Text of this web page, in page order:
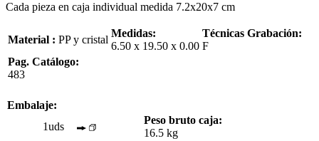
Cada pieza en caja individual medida 7.2x20x7 cm
Material : PP y cristal
Medidas:
6.50 x 19.50 x 0.00
Técnicas Grabación:
F
Pag. Catálogo:
483
Embalaje:
1uds
Peso bruto caja:
16.5 kg